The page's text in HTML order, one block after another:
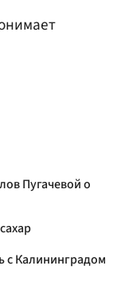
Пугачевой о
с Калининградом